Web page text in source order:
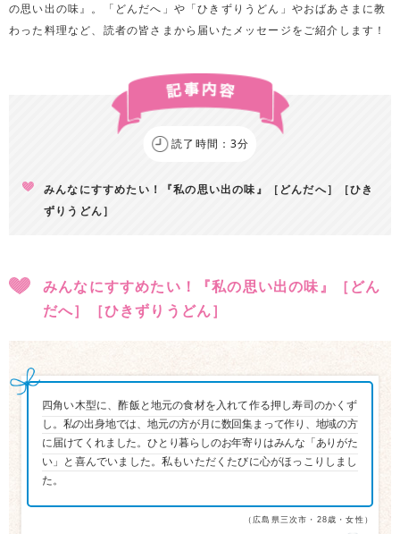
の思い出の味』。「どんだへ」や「ひきずりうどん」やおばあさまに教
わった料理など、読者の皆さまから届いたメッセージをご紹介します！
みんなにすすめたい！『私の思い出の味』［どんだへ］［ひき
ずりうどん］
読了時間：3分
みんなにすすめたい！『私の思い出の味』［どん
だへ］［ひきずりうどん］
四角い木型に、酢飯と地元の食材を入れて作る押し寿司のかくず
し。私の出身地では、地元の方が月に数回集まって作り、地域の方
に届けてくれました。ひとり暮らしのお年寄りはみんな「ありがた
い」と喜んでいました。私もいただくたびに心がほっこりしまし
た。
（広島県三次市・28歳・女性）